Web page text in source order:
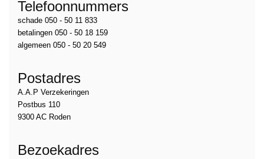
Telefoonnummers
schade 050 - 50 11 833
betalingen 050 - 50 18 159
algemeen 050 - 50 20 549
Postadres
A.A.P Verzekeringen
Postbus 110
9300 AC Roden
Bezoekadres